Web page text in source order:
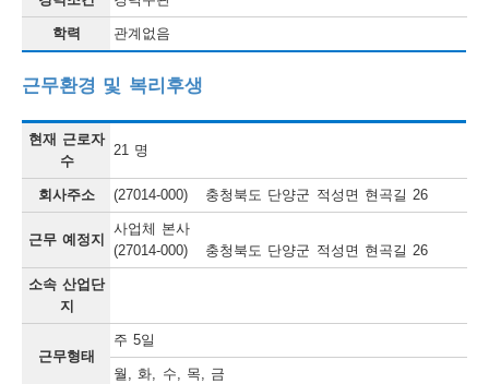
학력 관계없음
근무환경 및 복리후생
현재 근로자
수
21 명
회사주소 (27014-000) 충청북도 단양군 적성면 현곡길 26
근무 예정지
사업체 본사
(27014-000) 충청북도 단양군 적성면 현곡길 26
소속 산업단
지
근무형태
주 5일
월, 화, 수, 목, 금